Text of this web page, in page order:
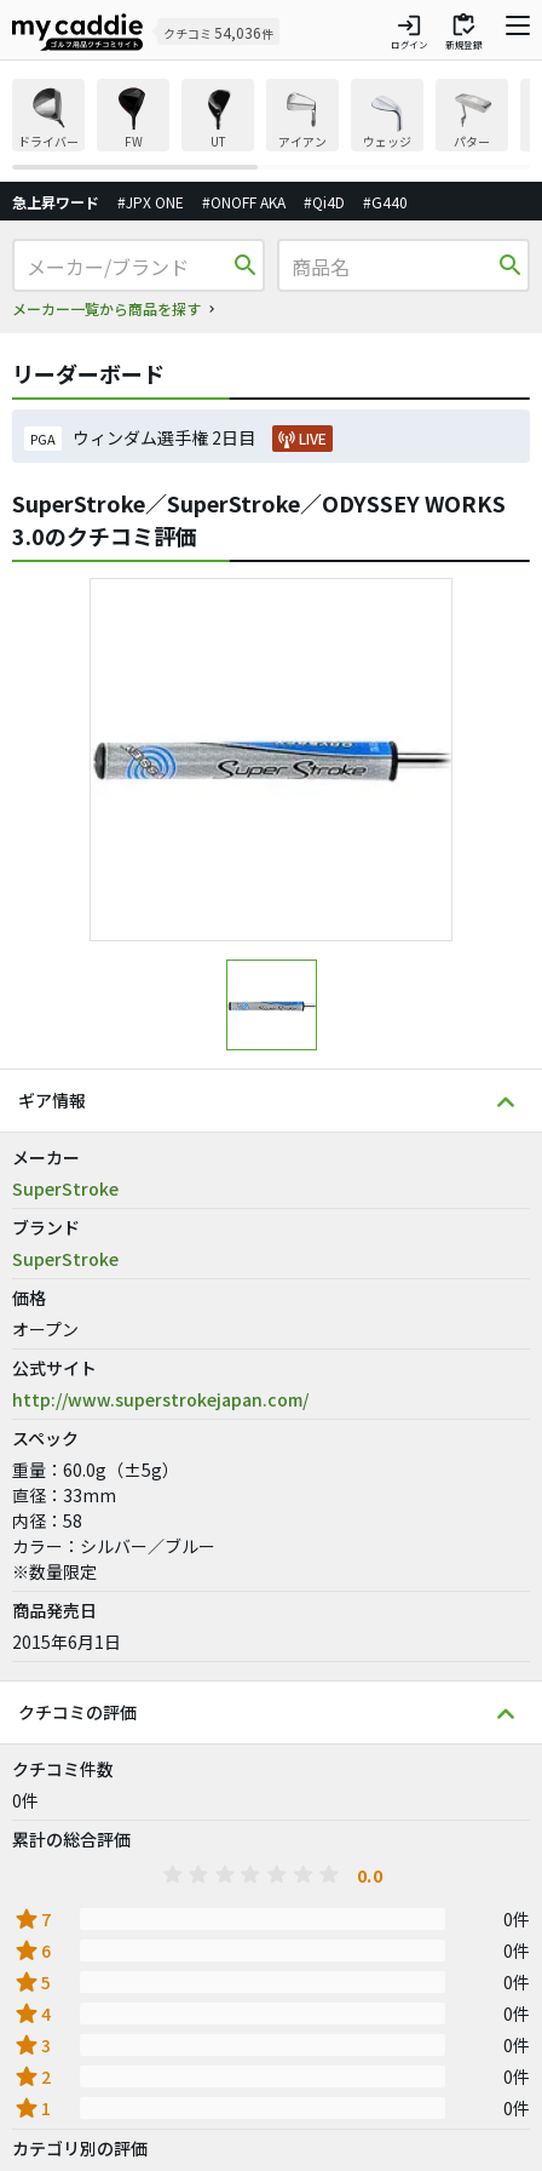
クチコミ 54,036件 login
ログイン
inventory
新規登録
ドライバー FW UT アイアン ウェッジ パター
急上昇ワード #JPX ONE #ONOFF AKA #Qi4D #G440
search
メーカー一覧から商品を探す
search
リーダーボード
PGA ウィンダム選手権 2日目 LIVE
SuperStroke／SuperStroke／ODYSSEY WORKS
3.0のクチコミ評価
ギア情報
メーカー
SuperStroke
ブランド
SuperStroke
価格
オープン
公式サイト
http://www.superstrokejapan.com/
スペック
重量：60.0g（±5g）
直径：33mm
内径：58
カラー：シルバー／ブルー
※数量限定
商品発売日
2015年6月1日
クチコミの評価
クチコミ件数
0件
累計の総合評価
0.0
star 7 0件
star 6 0件
star5 0件
star4 0件
star3 0件
star 2 0件
star 1
0件
カテゴリ別の評価